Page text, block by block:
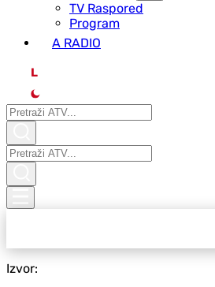
ТV Raspored
Program
A RADIO
L
Izvor: